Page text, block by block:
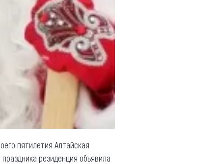
пятилетия Алтайская
резиденция объявила